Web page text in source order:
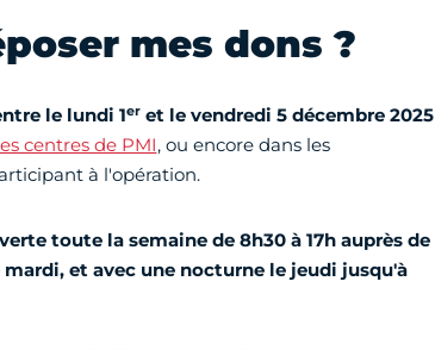
mes dons ?
le lundi 1eret le vendredi 5 décembre 2025
centres de PMI, ou encore dans les
à l'opération.
toute la semaine de 8h30 à 17h auprès de
et avec une nocturne le jeudi jusqu'à